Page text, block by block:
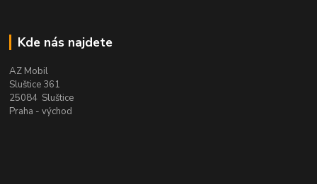
Kde nás najdete
AZ Mobil
Sluštice 361
25084 Sluštice
Praha - východ